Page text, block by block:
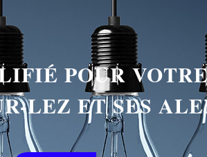
POUR
LEZ ET SES